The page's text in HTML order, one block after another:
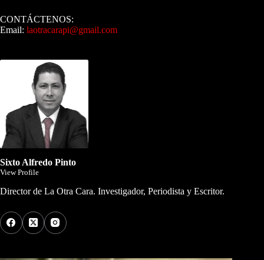
CONTÁCTENOS:
Email: laotracarapi@gmail.com
Sixto Alfredo Pinto
View Profile
Director de La Otra Cara. Investigador, Periodista y Escritor.